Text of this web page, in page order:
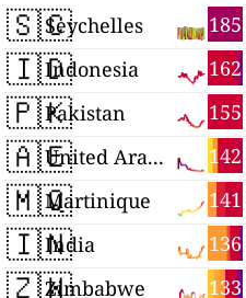
🇸🇨 185
Seychelles
🇮🇩 162
Indonesia
🇵🇰 155
Pakistan
🇦🇪 142
United Arab Emirates
🇲🇶 141
Martinique
🇮🇳 136
India
🇿🇼 133
Zimbabwe